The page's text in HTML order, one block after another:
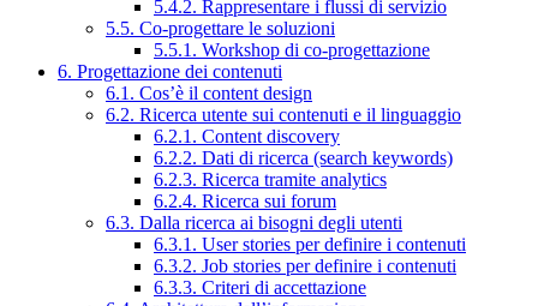
5.4.2. Rappresentare i flussi di servizio
5.5. Co-progettare le soluzioni
5.5.1. Workshop di co-progettazione
6. Progettazione dei contenuti
6.1. Cos’è il content design
6.2. Ricerca utente sui contenuti e il linguaggio
6.2.1. Content discovery
6.2.2. Dati di ricerca (search keywords)
6.2.3. Ricerca tramite analytics
6.2.4. Ricerca sui forum
6.3. Dalla ricerca ai bisogni degli utenti
6.3.1. User stories per definire i contenuti
6.3.2. Job stories per definire i contenuti
6.3.3. Criteri di accettazione